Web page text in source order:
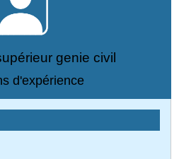
genie civil
d'expérience